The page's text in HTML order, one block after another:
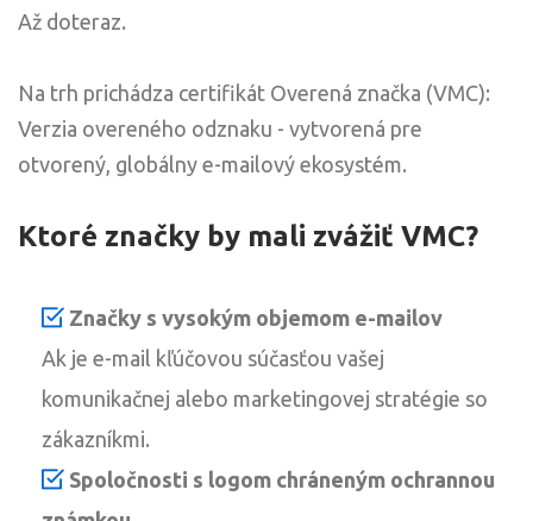
Až doteraz.
Na trh prichádza certifikát Overená značka (VMC):
Verzia overeného odznaku - vytvorená pre
otvorený, globálny e-mailový ekosystém.
Ktoré značky by mali zvážiť VMC?
Značky s vysokým objemom e-mailov
Ak je e-mail kľúčovou súčasťou vašej
komunikačnej alebo marketingovej stratégie so
zákazníkmi.
Spoločnosti s logom chráneným ochrannou